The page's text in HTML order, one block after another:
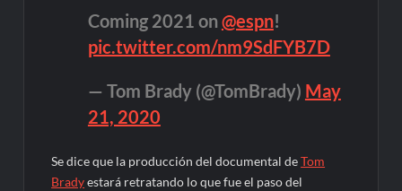
Coming 2021 on@espn!
pic.twitter.com/nm9SdFYB7D
— Tom Brady (@TomBrady) May
21, 2020
Se dice que la producción del documental deTom
Bradyestará retratando lo que fue el paso del